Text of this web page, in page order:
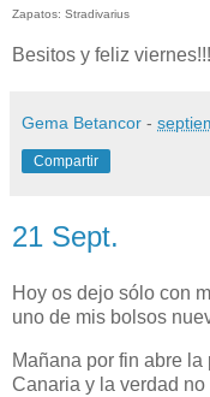
Zapatos: Stradivarius
Besitos y feliz
Gema Betancor -
Compartir
21 Sept.
Hoy os dejo sólo con
uno de mis bolsos
Mañana por fin abre
Canaria y la verdad